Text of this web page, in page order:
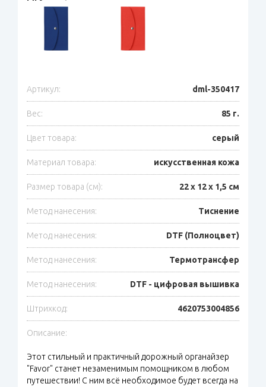
Артикул: dml-350417
Вес: 85 г.
Цвет товара: серый
Материал товара: искусственная кожа
Размер товара (см): 22 х 12 х 1,5 см
Метод нанесения: Тиснение
Метод нанесения: DTF (Полноцвет)
Метод нанесения: Термотрансфер
Метод нанесения: DTF - цифровая вышивка
Штрихкод: 4620753004856
Описание:
Этот стильный и практичный дорожный органайзер
"Favor" станет незаменимым помощником в любом
путешествии! С ним всё необходимое будет всегда на